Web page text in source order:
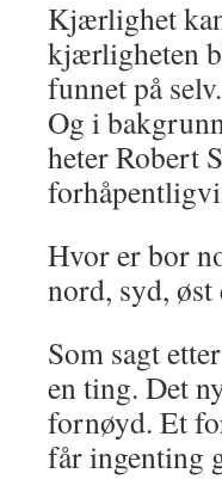
Kjærlighet
kjærligheten
funnet på
Og i
heter Robert
Hvor er bor
nord, syd,
Som sagt
en ting. Det
fornøyd. Et
får ingenting